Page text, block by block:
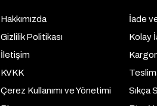
Hakkımızda
Gizlilik Politikası
İletişim
KVKK
Çerez Kullanımı ve Yönetimi
İade
Kolay
Sıkça